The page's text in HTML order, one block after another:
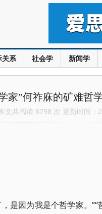
关系 社会学 新闻学
家”何祚庥的矿难哲
文共阅读 6798 次 更新时间：
是因为我是个哲学家。